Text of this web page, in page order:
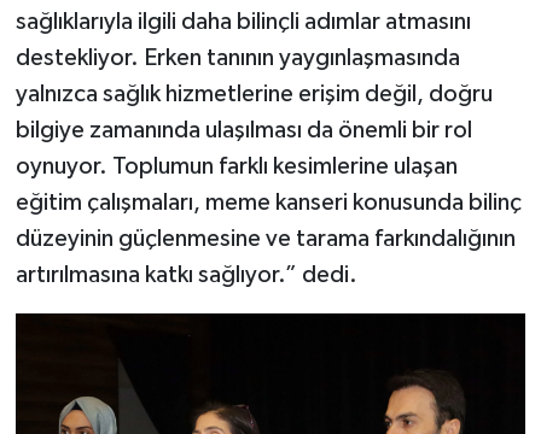
sağlıklarıyla ilgili daha bilinçli adımlar atmasını
destekliyor. Erken tanının yaygınlaşmasında
yalnızca sağlık hizmetlerine erişim değil, doğru
bilgiye zamanında ulaşılması da önemli bir rol
oynuyor. Toplumun farklı kesimlerine ulaşan
eğitim çalışmaları, meme kanseri konusunda bilinç
düzeyinin güçlenmesine ve tarama farkındalığının
artırılmasına katkı sağlıyor.” dedi.